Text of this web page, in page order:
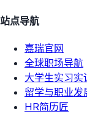
站点导航
嘉瑞官网
全球职场导航
大学生实习实
留学与职业发
HR简历匠